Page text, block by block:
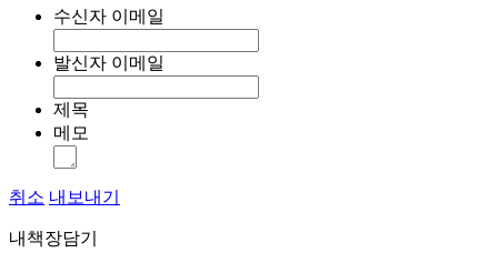
수신자 이메일
발신자 이메일
제목
메모
취소 내보내기
내책장담기